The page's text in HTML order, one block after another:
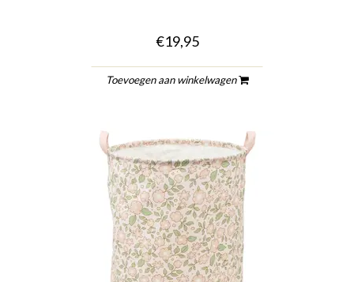
€19,95
Toevoegen aan winkelwagen